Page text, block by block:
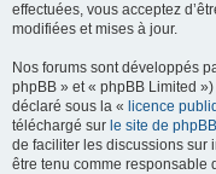
effectuées, vous acceptez
modifiées et mises à jour.
Nos forums sont développés
phpBB » et « phpBB Limited
déclaré sous la « licence
téléchargé sur le site de phpBB
de faciliter les discussions sur
être tenu comme responsable